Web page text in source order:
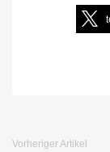
Vorheriger Artikel